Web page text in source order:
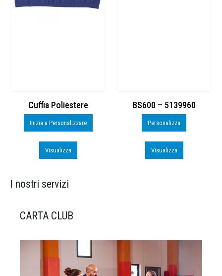
Cuffia Poliestere
Inizia a Personalizzare
Visualizza
BS600 – 5139960
Personalizza
Visualizza
I nostri servizi
CARTA CLUB